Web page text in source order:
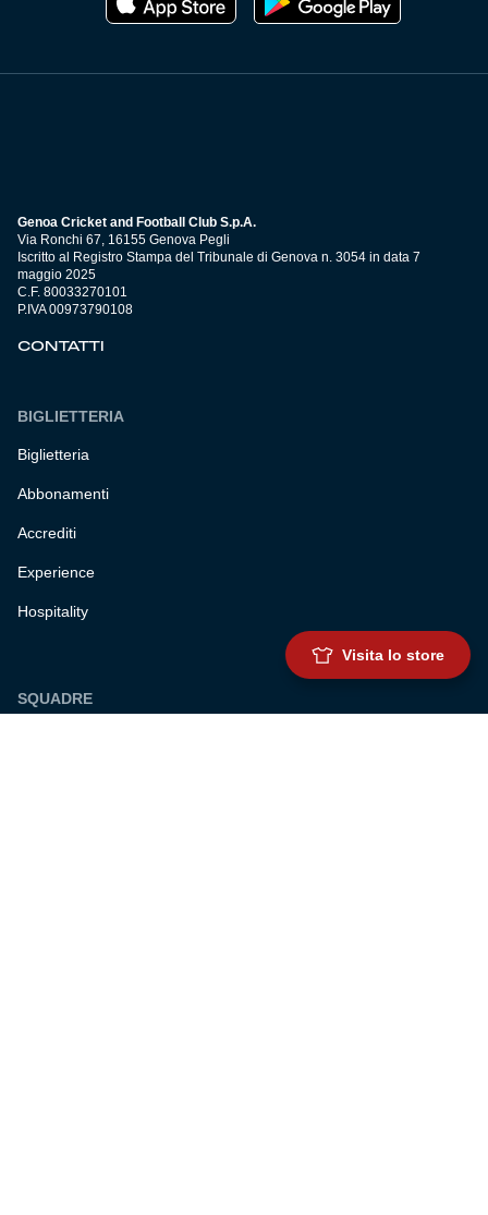
Genoa Cricket and Football Club S.p.A.
Via Ronchi 67, 16155 Genova Pegli
Iscritto al Registro Stampa del Tribunale di Genova n. 3054 in data 7
maggio 2025
C.F. 80033270101
P.IVA 00973790108
CONTATTI
BIGLIETTERIA
Biglietteria
Abbonamenti
Accrediti
Experience
Hospitality
SQUADRE
Visita lo store